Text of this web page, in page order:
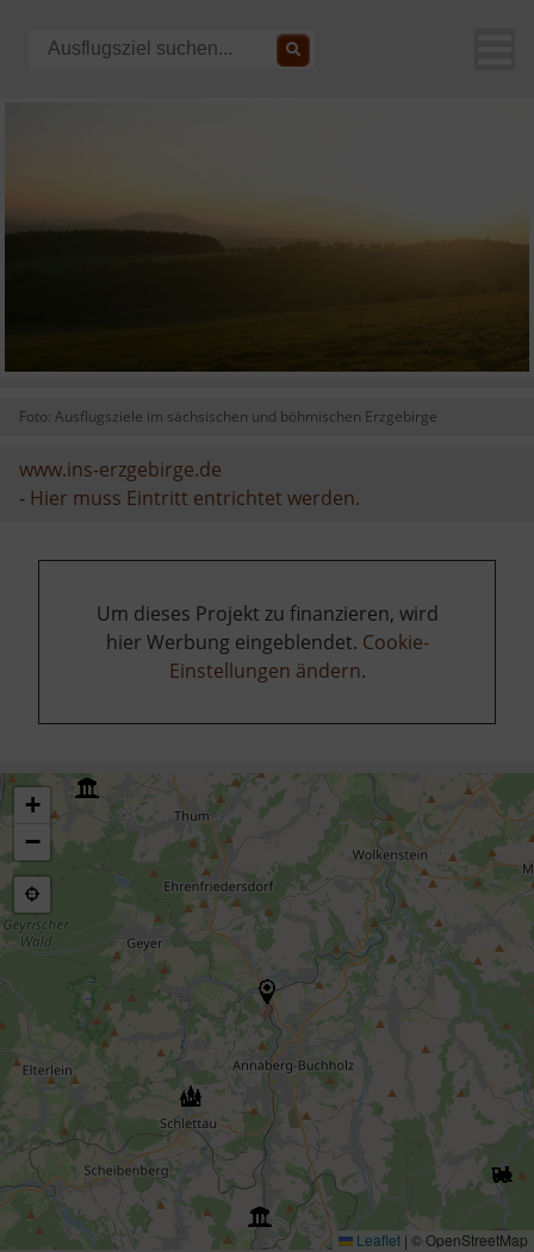
Foto: Ausflugsziele im sächsischen und böhmischen Erzgebirge
www.ins-erzgebirge.de
- Hier muss Eintritt entrichtet werden.
Um dieses Projekt zu finanzieren, wird
hier Werbung eingeblendet. Cookie-
Einstellungen ändern.
+
−
Leaflet | © OpenStreetMap